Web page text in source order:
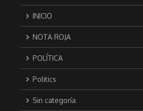
INICIO
NOTA ROJA
POLÍTICA
Politics
Sin categoría